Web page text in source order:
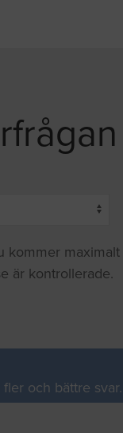
kommer
är kontrollerade.
och bättre svar.